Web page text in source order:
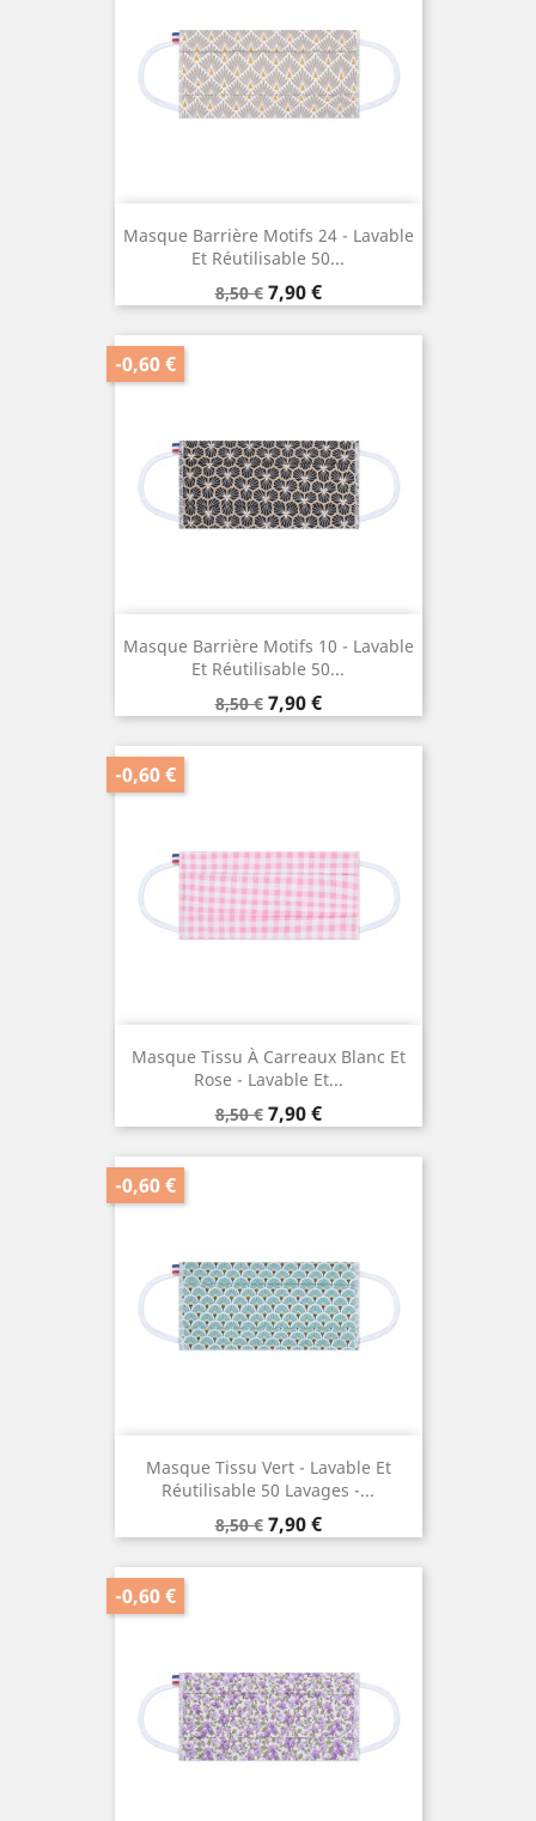
Masque Barrière Motifs 24 - Lavable
Et Réutilisable 50...
Prix
de
base
8,50 € Prix
7,90 €
Masque Barrière Motifs 10 - Lavable
Et Réutilisable 50...
Prix
de
base
8,50 €
-0,60 €
Prix
7,90 €
Masque Tissu À Carreaux Blanc Et
Rose - Lavable Et...
Prix
de
base
8,50 €
-0,60 €
Prix
7,90 €
Masque Tissu Vert - Lavable Et
Réutilisable 50 Lavages -...
Prix
de
base
8,50 €
-0,60 €
Prix
7,90 €
-0,60 €